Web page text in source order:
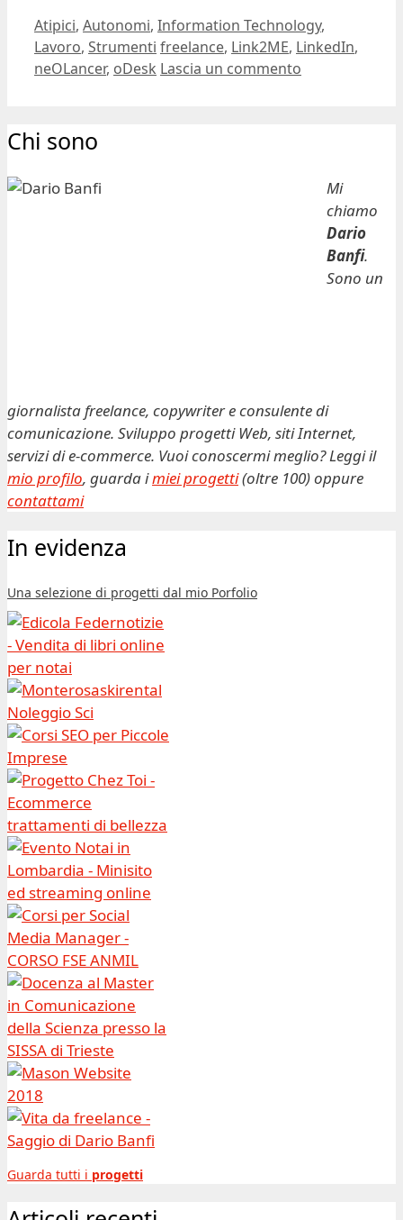
Categorie
Atipici, Autonomi, Information Technology,
Lavoro, Strumenti Tag
freelance, Link2ME, LinkedIn,
neOLancer, oDesk Lascia un commento
Chi sono
Mi
chiamo
Dario
Banfi.
Sono un
giornalista freelance, copywriter e consulente di
comunicazione. Sviluppo progetti Web, siti Internet,
servizi di e-commerce. Vuoi conoscermi meglio? Leggi il
mio profilo, guarda imiei progetti(oltre 100) oppure
contattami
In evidenza
Una selezione di progetti dal mio Porfolio
Guarda tutti i progetti